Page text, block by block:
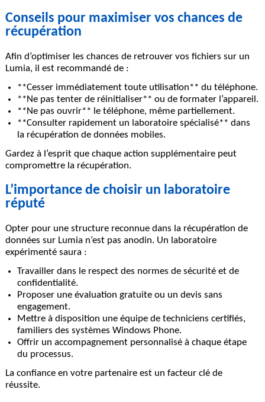
Conseils pour maximiser vos chances de
récupération
Afin d’optimiser les chances de retrouver vos fichiers sur un
Lumia, il est recommandé de :
**Cesser immédiatement toute utilisation** du téléphone.
**Ne pas tenter de réinitialiser** ou de formater l’appareil.
**Ne pas ouvrir** le téléphone, même partiellement.
**Consulter rapidement un laboratoire spécialisé** dans
la récupération de données mobiles.
Gardez à l’esprit que chaque action supplémentaire peut
compromettre la récupération.
L’importance de choisir un laboratoire
réputé
Opter pour une structure reconnue dans la récupération de
données sur Lumia n’est pas anodin. Un laboratoire
expérimenté saura :
Travailler dans le respect des normes de sécurité et de
confidentialité.
Proposer uneévaluation gratuite ou un devis sans
engagement.
Mettre à disposition une équipe de techniciens certifiés,
familiers des systèmes Windows Phone.
Offrir un accompagnement personnalisé à chaque étape
du processus.
La confiance en votre partenaire est un facteur clé de
réussite.